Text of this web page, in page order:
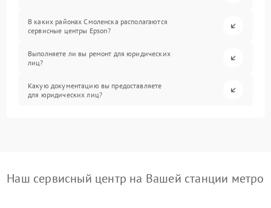
В каких районах Смоленска располагаются
сервисные центры Epson?
Выполняете ли вы ремонт для юридических
лиц?
Какую документацию вы предоставляете
для юридических лиц?
Наш сервисный центр на Вашей станции метро